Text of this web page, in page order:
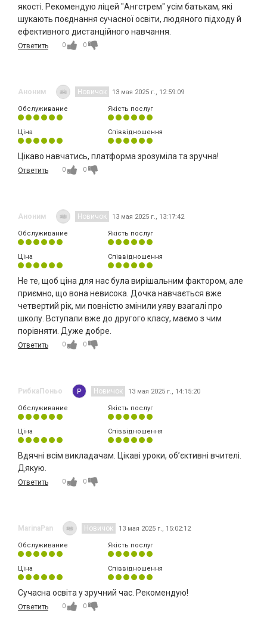
якості. Рекомендую ліцей "Ангстрем" усім батькам, які
шукають поєднання сучасної освіти, людяного підходу й
ефективного дистанційного навчання.
Ответить 0 0
Аноним Новичок 13 мая 2025 г., 12:59:09
Обслуживание Якість послуг
Ціна Співвідношення
Цікаво навчатись, платформа зрозуміла та зручна!
Ответить 0 0
Аноним Новичок 13 мая 2025 г., 13:17:42
Обслуживание Якість послуг
Ціна Співвідношення
Не те, щоб ціна для нас була вирішальним фактором, але
приємно, що вона невисока. Дочка навчається вже
четвертий рік, ми повністю змінили уяву взагалі про
школу. Вступали вже до другого класу, маємо з чим
порівняти. Дуже добре.
Ответить 0 0
РибкаПоньо Новичок 13 мая 2025 г., 14:15:20
Обслуживание Якість послуг
Ціна Співвідношення
Вдячні всім викладачам. Цікаві уроки, об’єктивні вчителі.
Дякую.
Ответить 0 0
MarinaPan Новичок 13 мая 2025 г., 15:02:12
Обслуживание Якість послуг
Ціна Співвідношення
Сучасна освіта у зручний час. Рекомендую!
Ответить 0 0